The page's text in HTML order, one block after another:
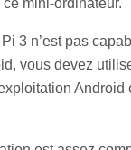
3 n’est pas
vous devez